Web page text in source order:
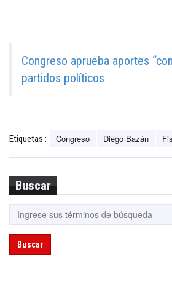
Congreso aprueba aportes
partidos políticos
Etiquetas : Congreso Diego Bazán
Buscar
Buscar